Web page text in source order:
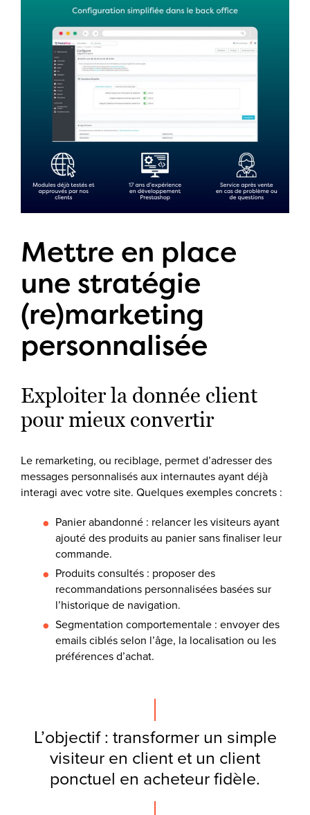
Mettre en place
une stratégie
(re)marketing
personnalisée
Exploiter la donnée client
pour mieux convertir
Le remarketing, ou reciblage, permet d’adresser des
messages personnalisés aux internautes ayant déjà
interagi avec votre site. Quelques exemples concrets :
Panier abandonné : relancer les visiteurs ayant
ajouté des produits au panier sans finaliser leur
commande.
Produits consultés : proposer des
recommandations personnalisées basées sur
l’historique de navigation.
Segmentation comportementale : envoyer des
emails ciblés selon l’âge, la localisation ou les
préférences d’achat.
L’objectif : transformer un simple
visiteur en client et un client
ponctuel en acheteur fidèle.